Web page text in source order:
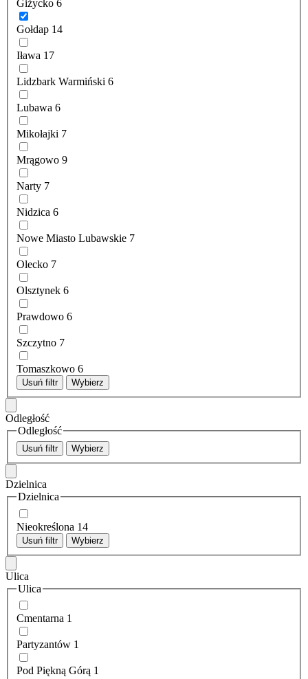
Giżycko 6
Gołdap 14
Iława 17
Lidzbark Warmiński 6
Lubawa 6
Mikołajki 7
Mrągowo 9
Narty 7
Nidzica 6
Nowe Miasto Lubawskie 7
Olecko 7
Olsztynek 6
Prawdowo 6
Szczytno 7
Tomaszkowo 6
Usuń filtr Wybierz
Odległość
Odległość
Usuń filtr Wybierz
Dzielnica
Dzielnica
Nieokreślona 14
Usuń filtr Wybierz
Ulica
Ulica
Cmentarna 1
Partyzantów 1
Pod Piękną Górą 1